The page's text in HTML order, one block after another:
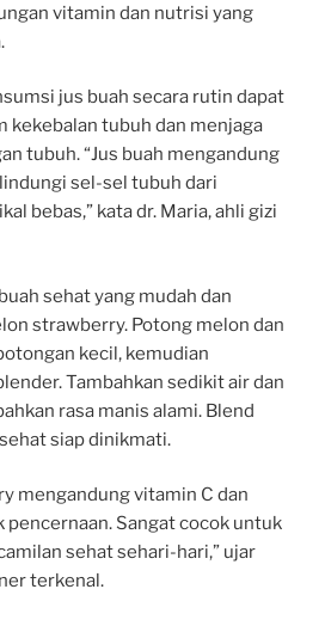
vitamin dan nutrisi yang
jus buah secara rutin dapat
kekebalan tubuh dan menjaga
tubuh. “Jus buah mengandung
sel-sel tubuh dari
bebas,” kata dr. Maria, ahli gizi
sehat yang mudah dan
strawberry. Potong melon dan
kecil, kemudian
Tambahkan sedikit air dan
rasa manis alami. Blend
siap dinikmati.
mengandung vitamin C dan
pencernaan. Sangat cocok untuk
sehat sehari-hari,” ujar
terkenal.